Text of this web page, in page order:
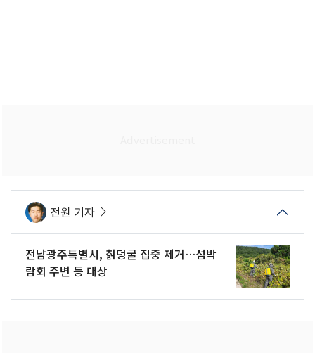
전원 기자
전남광주특별시, 칡덩굴 집중 제거…섬박
람회 주변 등 대상